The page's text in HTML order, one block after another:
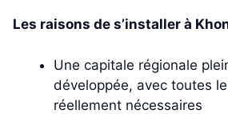
Les raisons de s’installer à
Une capitale régionale
développée, avec toutes
réellement nécessaires